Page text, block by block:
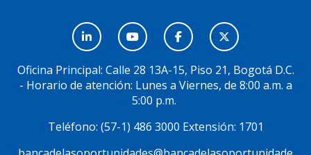
Social
Oficina Principal: Calle 28 13A-15, Piso 21, Bogotá D.C.
- Horario de atención: Lunes a Viernes, de 8:00 a.m. a
5:00 p.m.
Teléfono: (57-1) 486 3000 Extensión: 1701